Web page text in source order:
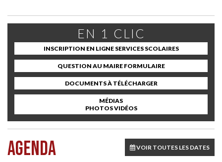
EN 1 CLIC
INSCRIPTION EN LIGNE SERVICES SCOLAIRES
QUESTION AU MAIRE FORMULAIRE
DOCUMENTS À TÉLÉCHARGER
MÉDIAS
PHOTOS VIDÉOS
AGENDA VOIR TOUTES LES DATES